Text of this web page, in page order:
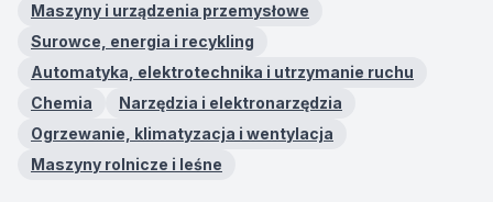
Maszyny i urządzenia przemysłowe
Surowce, energia i recykling
Automatyka, elektrotechnika i utrzymanie ruchu
Chemia
Narzędzia i elektronarzędzia
Ogrzewanie, klimatyzacja i wentylacja
Maszyny rolnicze i leśne